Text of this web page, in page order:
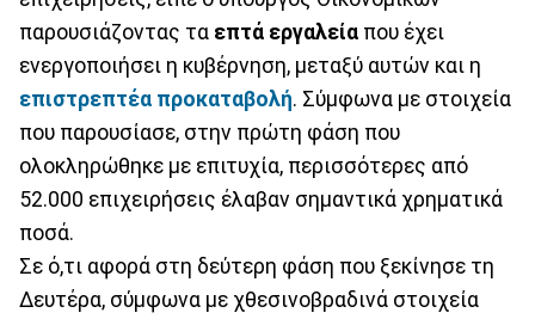
παρουσιάζοντας τα επτά εργαλεία που έχει
ενεργοποιήσει η κυβέρνηση, μεταξύ αυτών και η
επιστρεπτέα προκαταβολή. Σύμφωνα με στοιχεία
που παρουσίασε, στην πρώτη φάση που
ολοκληρώθηκε με επιτυχία, περισσότερες από
52.000 επιχειρήσεις έλαβαν σημαντικά χρηματικά
ποσά.
Σε ό,τι αφορά στη δεύτερη φάση που ξεκίνησε τη
Δευτέρα, σύμφωνα με χθεσινοβραδινά στοιχεία